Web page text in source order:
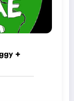
+